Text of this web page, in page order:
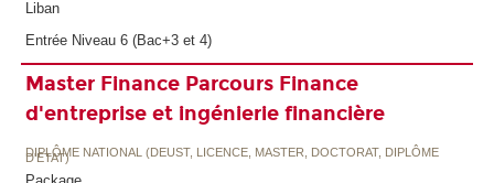
Liban
Entrée Niveau 6 (Bac+3 et 4)
Master Finance Parcours Finance
d'entreprise et ingénierie financière
DIPLÔME NATIONAL (DEUST, LICENCE, MASTER, DOCTORAT, DIPLÔME
D'ETAT)